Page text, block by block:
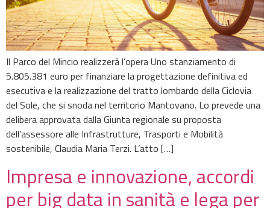
Il Parco del Mincio realizzerà l’opera Uno stanziamento di
5.805.381 euro per finanziare la progettazione definitiva ed
esecutiva e la realizzazione del tratto lombardo della Ciclovia
del Sole, che si snoda nel territorio Mantovano. Lo prevede una
delibera approvata dalla Giunta regionale su proposta
dell’assessore alle Infrastrutture, Trasporti e Mobilità
sostenibile, Claudia Maria Terzi. L’atto […]
Impresa e innovazione, accordi
per big data in sanità e lega per